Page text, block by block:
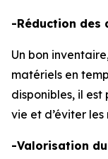
-Réduction des
Un bon
matériels en
disponibles, il
vie et d’éviter
-Valorisation